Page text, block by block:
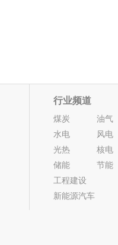
行业频道
煤炭 油气
水电
风电
光热
核电
储能
节能
工程建设
新能源汽车